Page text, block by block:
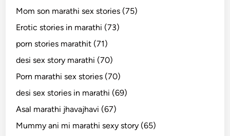
Mom son marathi sex stories (75)
Erotic stories in marathi (73)
porn stories marathit (71)
desi sex story marathi (70)
Porn marathi sex stories (70)
desi sex stories in marathi (69)
Asal marathi jhavajhavi (67)
Mummy ani mi marathi sexy story (65)